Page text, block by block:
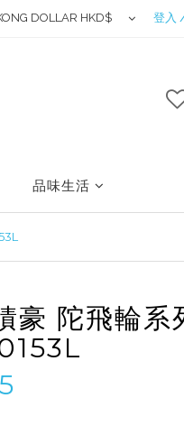
DOLLAR HKD$ 登入
品味生活
豪 陀飛輪系